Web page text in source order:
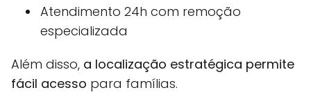
Atendimento 24h com remoção
especializada
Além disso, a localização estratégica permite
fácil acesso para famílias.